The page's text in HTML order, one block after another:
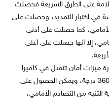
على الطرق السريعة فحصلت
اختبار التمديد، وحصلت على
الأمامي، كما حصلت على أدنى
إلا أنها حصلت على أعلى
ميزات أمان تتمثل في كاميرا
للرؤية الخلفية، وكاميرا بزاوية 360 درجة، ويمكن الحصول على
من التصادم الأمامي،